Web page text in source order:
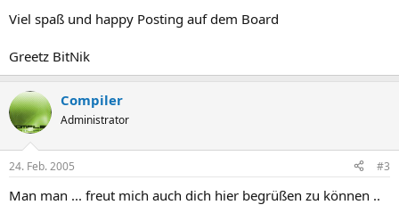
Viel spaß und happy Posting auf dem Board
Greetz BitNik
Compiler
Administrator
24. Feb. 2005 #3
Man man ... freut mich auch dich hier begrüßen zu können ..